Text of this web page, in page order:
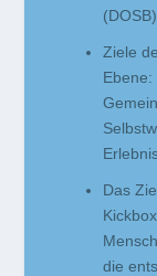
Ziele
Ebene:
Das
die